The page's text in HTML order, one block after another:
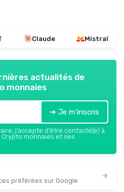
Claude Mistral
actualités de
monnaies
➔ Je m'inscris
j’accepte d’être contacté(e) à
monnaies et ses
préférées sur Google